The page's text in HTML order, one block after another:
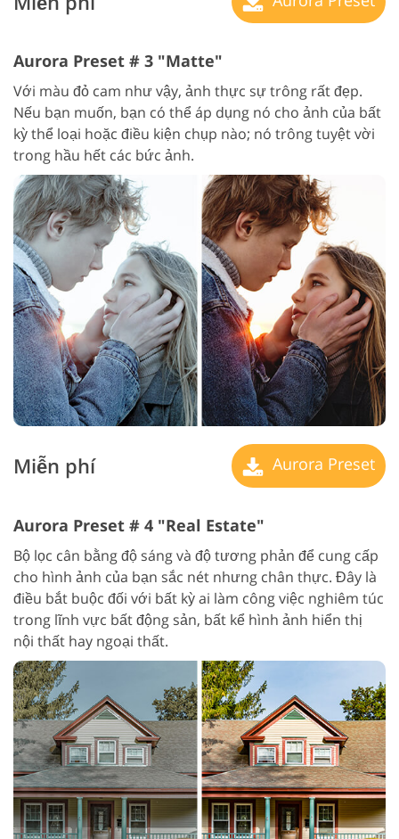
Aurora Preset # 3 "Matte"
Với màu đỏ cam như vậy, ảnh thực sự trông rất đẹp.
Nếu bạn muốn, bạn có thể áp dụng nó cho ảnh của bất
kỳ thể loại hoặc điều kiện chụp nào; nó trông tuyệt vời
trong hầu hết các bức ảnh.
Miễn phí Aurora Preset
Aurora Preset # 4 "Real Estate"
Bộ lọc cân bằng độ sáng và độ tương phản để cung cấp
cho hình ảnh của bạn sắc nét nhưng chân thực. Đây là
điều bắt buộc đối với bất kỳ ai làm công việc nghiêm túc
trong lĩnh vực bất động sản, bất kể hình ảnh hiển thị
nội thất hay ngoại thất.